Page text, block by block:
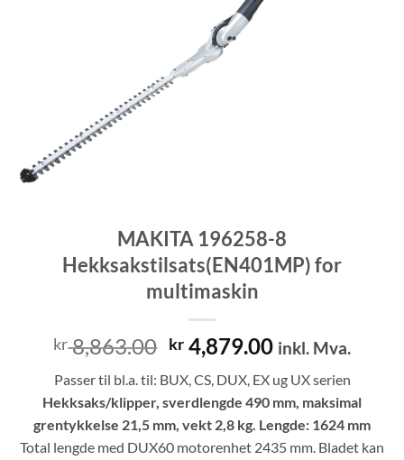
MAKITA 196258-8
Hekksakstilsats(EN401MP) for
multimaskin
kr8,863.00 Opprinnelig
pris
var:
kr 8,863.00.
kr4,879.00Nåværende
er:
kr 4,879.00.
inkl. Mva.
Passer til bl.a. til: BUX, CS, DUX, EX ug UX serien
Hekksaks/klipper, sverdlengde 490 mm, maksimal
grentykkelse 21,5 mm, vekt 2,8 kg. Lengde: 1624 mm
Total lengde med DUX60 motorenhet 2435 mm. Bladet kan